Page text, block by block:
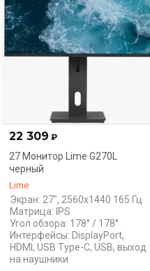
22 309 ₽
27 Монитор Lime G270L
черный
Lime
Экран: 27", 2560x1440 165 Гц
Матрица: IPS
Угол обзора: 178° / 178°
Интерфейсы: DisplayPort,
HDMI, USB Type-C, USB, выход
на наушники